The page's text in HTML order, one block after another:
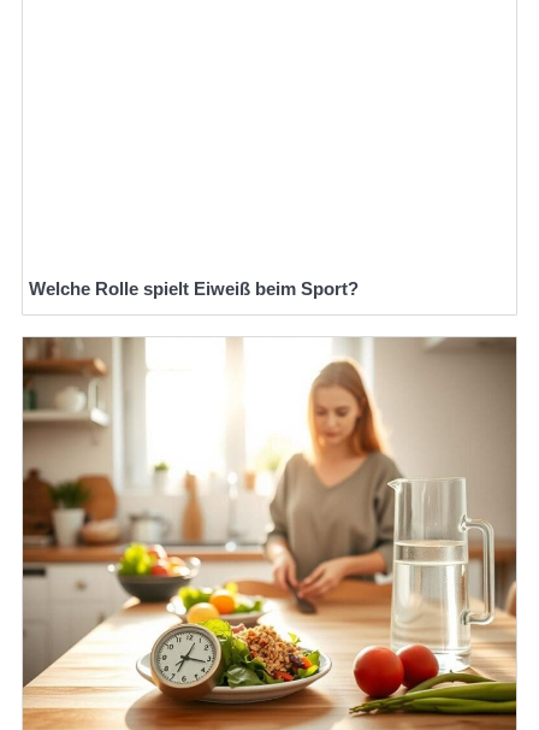
Welche Rolle spielt Eiweiß beim Sport?